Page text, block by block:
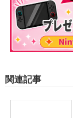
関連記事